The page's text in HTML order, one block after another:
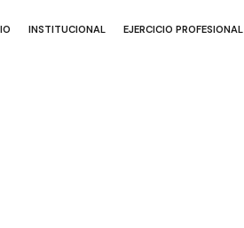
INSTITUCIONAL EJERCICIO PROFESIONAL